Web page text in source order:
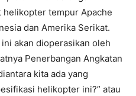
tempur Apache
dan Amerika Serikat.
akan dioperasikan oleh
Penerbangan Angkatan
kita ada yang
helikopter ini?” atau